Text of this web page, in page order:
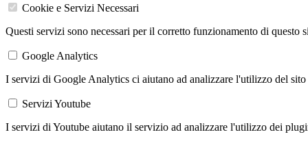
Cookie e Servizi Necessari
Questi servizi sono necessari per il corretto funzionamento di questo
Google Analytics
I servizi di Google Analytics ci aiutano ad analizzare l'utilizzo del
Servizi Youtube
I servizi di Youtube aiutano il servizio ad analizzare l'utilizzo dei